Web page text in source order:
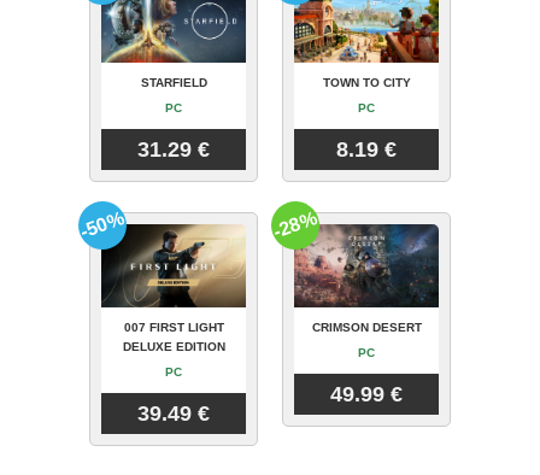
STARFIELD
PC
31.29 €
TOWN TO CITY
PC
8.19 €
007 FIRST LIGHT
DELUXE EDITION
PC
39.49 €
-50%
CRIMSON DESERT
PC
49.99 €
-28%